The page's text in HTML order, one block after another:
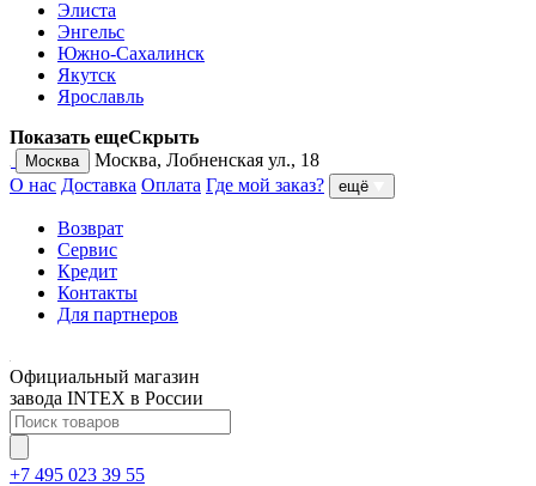
Элиста
Энгельс
Южно-Сахалинск
Якутск
Ярославль
Показать ещеСкрыть
Москва
Москва, Лобненская ул., 18
О нас Доставка Оплата Где мой заказ? ещё
Возврат
Сервис
Кредит
Контакты
Для партнеров
Официальный магазин
завода INTEX в России
+7 495 023 39 55